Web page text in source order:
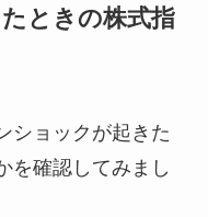
ときの株式指
ショックが起きた
を確認してみまし